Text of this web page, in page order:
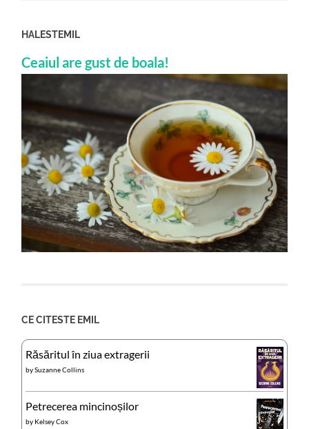
HALESTEMIL
Ceaiul are gust de boala!
CE CITESTE EMIL
Răsăritul în ziua extragerii
bySuzanne Collins
Petrecerea mincinoșilor
by Kelsey Cox